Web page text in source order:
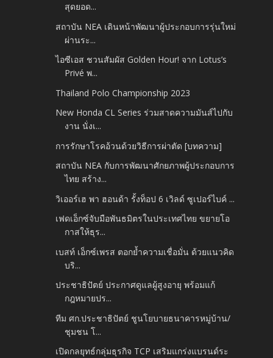
สุดยอด...
สถาบัน NEA เดินหน้าพัฒนาผู้ประกอบการรุ่นใหม่
ผ่านระ...
ไอซีเอส ชวนสัมผัส Golden Hour! จาก Lotus’s
Privé พ...
Thailand Polo Championship 2023
New Honda CL Series ร่วมสาดความมันส์ไปกับ
งาน นั่งเ...
การรักษาโรคอ้วนด้วยวิธีการผ่าตัด [บทความ]
สถาบัน NEA กับการพัฒนาศักยภาพผู้ประกอบการ
ไทย สร้าง...
วิเออร์เฮ พา ฮอนด้า รั้งท็อป 6 เวิลด์ ซูเปอร์ไบค์ ...
เฟดเอ็กซ์จับมือพันธมิตรในประเทศไทย ขยายโอ
กาสให้ธุร...
เบสท์ เอ็กซ์เพรส ตอกย้ำความเชื่อมั่น ด้วยแนวคิด
บริ...
ประชาธิปัตย์ ประกาศดูแลผู้สูงอายุ พร้อมแก้
กฎหมายปร...
ทีม ศก.ประชาธิปัตย์ ชูนโยบายธนาคารหมู่บ้าน/
ชุมชน โ...
เปิดกลยุทธ์กลุ่มธุรกิจ TCP เสริมแกร่งแบรนด์ระ